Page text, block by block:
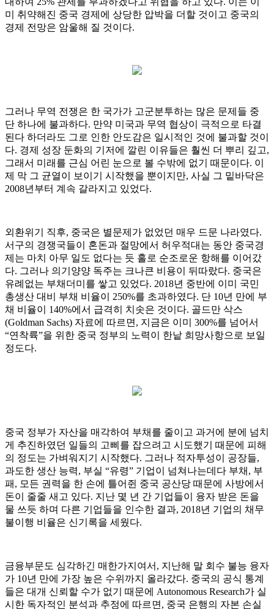
미 취약해진 중국 경제에 상당한 압박을 더할 것이고 중국의
경제 전망은 암울해 질 것이다.
그러나 무역 전쟁은 한 국가가 고군분투하는 많은 문제들 중
단 하나에 불과하다. 만약 미국과 무역 협상이 극적으로 타결
된다 하더라도 그로 인한 안도감은 일시적인 것에 불과할 것이
다. 경제 성장 둔화의 기저에 깔린 이유들은 훨씬 더 뿌리 깊고,
그래서 미래를 근심 어린 눈으로 볼 수밖에 없기 때문이다. 이
제 막 그 균열이 보이기 시작했을 뿐이지만, 사실 그 밑바닥은
2008년부터 계속 갈라지고 있었다.
외환위기 직후, 중국은 별문제가 없었던 매우 드문 나라였다.
서구의 경쟁국들이 혼돈과 절망에서 허우적대는 동안 중국경
제는 마치 아무 일도 없다는 듯 홀로 순조로운 항해를 이어갔
다. 그러나 의기양양 독주는 크나큰 비용이 뒤따랐다. 중국은
유례없는 부채더미를 쌓고 있었다. 2018년 중반에 이미 국민
총생산 대비 부채 비율이 250%를 초과하였다. 단 10년 만에 부
채 비율이 140%에서 급격히 치솟은 것이다. 골드만 삭스
(Goldman Sachs) 자료에 따르면, 지금은 이미 300%를 넘어서
“연착륙”을 위한 중국 정부의 노력이 한낱 희망사항으로 보일
정도다.
중국 정부가 자산을 매각하여 부채를 줄이고 과거에 분에 넘치
게 추진하였던 일들의 고삐를 잡으려고 시도했기 때문에 피해
의 정도는 가벼워지기 시작했다. 그러나 적자투성이 공장들,
과도한 생산 능력, 부실 “유령” 기업이 넘쳐나는데다 부채, 부
패, 모든 권력을 한 손에 틀어쥔 중국 공산당 때문에 사방에서
돈이 줄줄 새고 있다. 지난 몇 년 간 기업들이 융자 받은 돈을
물 쓰듯 하며 다른 기업들을 인수한 결과, 2018년 기업의 채무
불이행 비율은 신기록을 세웠다.
금융부문도 심각하긴 매한가지여서, 지난해 말 회수 불능 융자
가 10년 만에 가장 높은 수위까지 올라갔다. 중국의 공식 통계
들은 대개 신뢰할 수가 없기 때문에 Autonomous Research가 실
시한 독자적인 분석과 추정에 따르면, 중국 은행의 자본 손실